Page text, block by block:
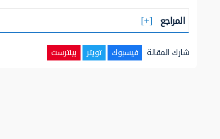
المراجع
شارك المقالة فيسبوك تويتر بينترست